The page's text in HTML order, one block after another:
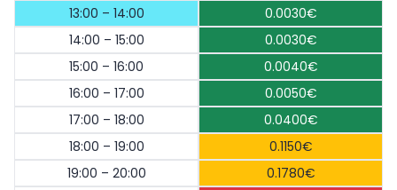
13:00 – 14:00
0.0030€
14:00 – 15:00
0.0030€
15:00 – 16:00
0.0040€
16:00 – 17:00
0.0050€
17:00 – 18:00
0.0400€
18:00 – 19:00
0.1150€
19:00 – 20:00
0.1780€